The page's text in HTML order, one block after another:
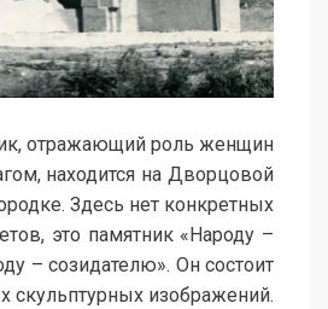
отражающий роль женщин
находится на Дворцовой
Здесь нет конкретных
это памятник «Народу –
– созидателю». Он состоит
скульптурных изображений.